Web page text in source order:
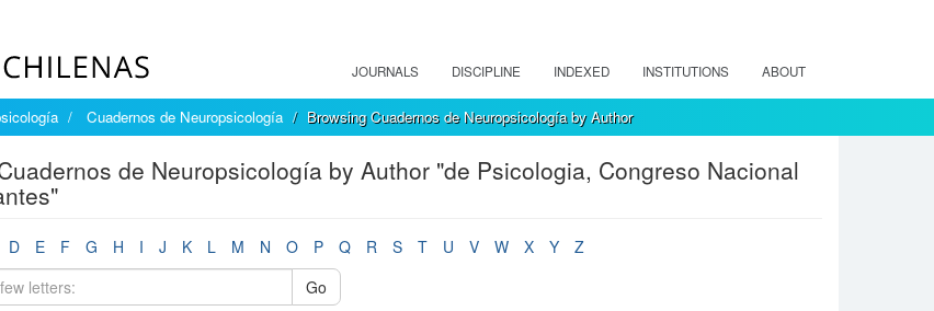
JOURNALS DISCIPLINE INDEXED INSTITUTIONS ABOUT
Cuadernos de Neuropsicología Browsing Cuadernos de Neuropsicología by Author
de Neuropsicología by Author "de Psicologia, Congreso Nacional
D E F G H I J K L M N O P Q R S T U V W X Y
Z
Go